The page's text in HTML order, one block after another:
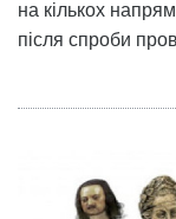
на кількох
після спроби